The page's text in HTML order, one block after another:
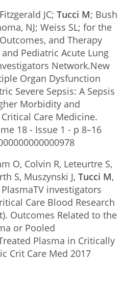
JC; Tucci M; Bush
NJ; Weiss SL; for the
and Therapy
Pediatric Acute Lung
Network.New
Organ Dysfunction
Severe Sepsis: A Sepsis
Morbidity and
Care Medicine.
18 - Issue 1 - p 8–16
O, Colvin R, Leteurtre S,
S, Muszynski J, Tucci M,
investigators
Care Blood Research
Outcomes Related to the
or Pooled
Plasma in Critically
Crit Care Med 2017